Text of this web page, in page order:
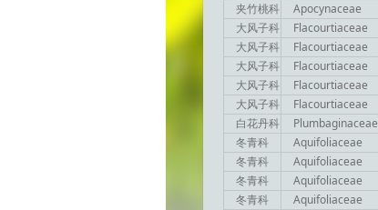
夹竹桃科
Apocynaceae
大风子科
Flacourtiaceae
大风子科
Flacourtiaceae
大风子科
Flacourtiaceae
大风子科
Flacourtiaceae
大风子科
Flacourtiaceae
白花丹科
Plumbaginaceae
冬青科
Aquifoliaceae
冬青科
Aquifoliaceae
冬青科
Aquifoliaceae
冬青科
Aquifoliaceae